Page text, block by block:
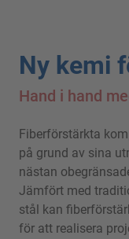
Ny kemi
Hand i hand
Fiberförstärkta
på grund av sina
nästan
Jämfört med
stål kan
för att realisera